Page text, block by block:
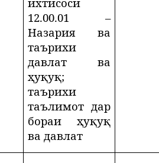
12.00.01 –
Назария ва
таърихи
давлат ва
ҳуқуқ;
таърихи
таълимот дар
бораи ҳуқуқ
ва давлат